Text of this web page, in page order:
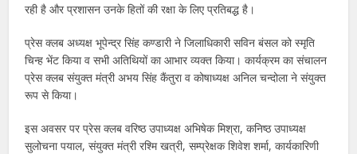
रही है और प्रशासन उनके हितों की रक्षा के लिए प्रतिबद्ध है।
प्रेस क्लब अध्यक्ष भूपेन्द्र सिंह कण्डारी ने जिलाधिकारी सविन बंसल को स्मृति
चिन्ह भेंट किया व सभी अतिथियों का आभार व्यक्त किया। कार्यक्रम का संचालन
प्रेस क्लब संयुक्त मंत्री अभय सिंह कैंतुरा व कोषाध्यक्ष अनिल चन्दोला ने संयुक्त
रूप से किया।
इस अवसर पर प्रेस क्लब वरिष्ठ उपाध्यक्ष अभिषेक मिश्रा, कनिष्ठ उपाध्यक्ष
सुलोचना पयाल, संयुक्त मंत्री रश्मि खत्री, सम्प्रेक्षक शिवेश शर्मा, कार्यकारिणी